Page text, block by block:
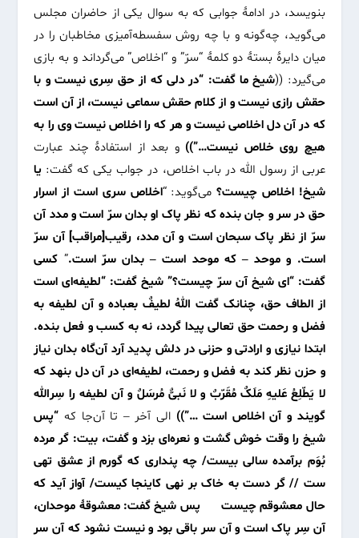
بنویسد، در ادامۀ جوابی که به سوال یکی از حاضران مجلس
می‌گوید، چه‌گونه و با چه روش سفسطه‌آمیزی مخاطبان را در
میان دایرۀ بستۀ دو کلمۀ “سرّ” و “اخلاص” می‌گرداند و به بازی
می‌گیرد: ((شیخ ما گفت: “در دلی که از حق سِری نیست و با
حقش رازی نیست و از کلام حقش سماعی نیست، از آن است
که در آن دل اخلاصی نیست و هر که را اخلاص نیست وی را به
هیچ روی خلاص نیست…”))و بعد از استفادۀ چند عبارت
عربی از رسول الله در باب اخلاص، در جواب یکی که گفت: یا
شیخ! اخلاص چیست؟ می‌گوید: “اخلاص سری است از اسرار
حق در سر و جان بنده که نظر پاک او بدان سرّ است و مدد آن
سرّ از نظر پاک سبحان است و آن مدد، رقیب[مراقب] آن سرّ
است. و موحد – که موحد است – بدان سرّ است.” کسی
گفت: “ای شیخ آن سرّ چیست؟” شیخ گفت: “لطیفه‌ای است
از الطاف حق، چنانک گفت اللهُ لطیفٌ بعباده و آن لطیفه به
فضل و رحمت حق تعالی پیدا گردد، نه به کسب و فعل بنده.
ابتدا نیازی و ارادتی و حزنی در دلش پدید آرد آن‌گاه بدان نیاز
و حزن نظر کند به فضل و رحمت، لطیفه‌ای در آن دل بنهد که
لا یَطّلِعُ عَلیهِ مَلَکٌ مُقَرّبٌ و لا نَبیٌّ مُرسَلٌ و آن لطیفه را سِرالله
گویند و آن اخلاص است …”)) الی آخر – تا آن‌جا که “پس
شیخ را وقت خوش گشت و نعره‌ای بزد و گفت، بیت: گر مرده
بُوَم برآمده سالی بیست/ چه پنداری که گورم از عشق تهی
ست // گر دست به خاک بر نهی کاینجا کیست/ آواز آید که
حال معشوقم چیست پس شیخ گفت: معشوقۀ موحدان،
آن سِر پاک است و آن سر باقی بود و نیست نشود که آن سر